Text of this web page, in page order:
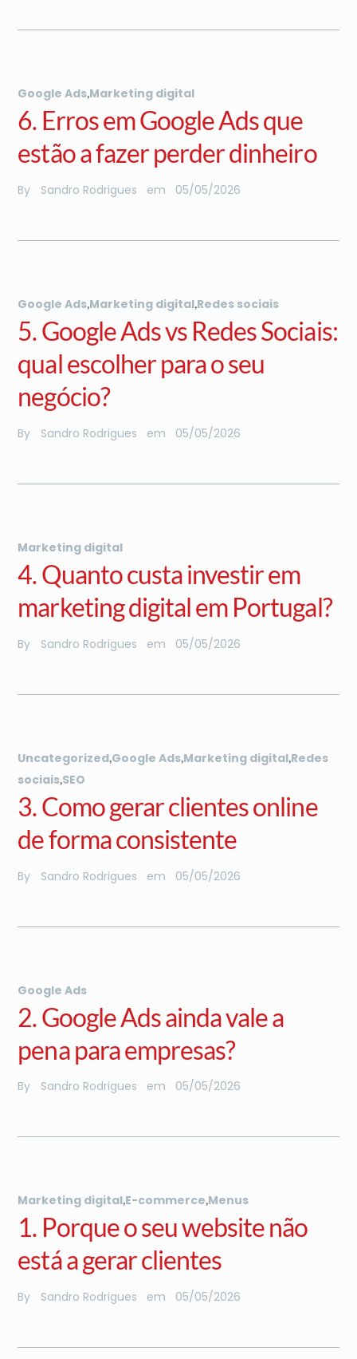
Google Ads,Marketing digital
6. Erros em Google Ads que
estão a fazer perder dinheiro
By Sandro Rodrigues em 05/05/2026
Google Ads,Marketing digital,Redes sociais
5. Google Ads vs Redes Sociais:
qual escolher para o seu
negócio?
By Sandro Rodrigues em 05/05/2026
Marketing digital
4. Quanto custa investir em
marketing digital em Portugal?
By Sandro Rodrigues em 05/05/2026
Uncategorized Google Ads Marketing digital Redes
sociais SEO
3. Como gerar clientes online
de forma consistente
By Sandro Rodrigues em 05/05/2026
Google Ads
2. Google Ads ainda vale a
pena para empresas?
By Sandro Rodrigues em 05/05/2026
Marketing digital,E-commerce,Menus
1. Porque o seu website não
está a gerar clientes
By Sandro Rodrigues em 05/05/2026